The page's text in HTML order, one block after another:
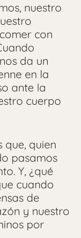
nuestro
con
da un
en la
ante la
cuerpo
que, quien
pasamos
Y, ¿qué
cuando
de
y nuestro
por